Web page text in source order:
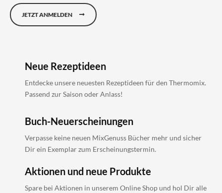
JETZT ANMELDEN
Neue Rezeptideen
Entdecke unsere neuesten Rezeptideen für den Thermomix.
Passend zur Saison oder Anlass!
Buch-Neuerscheinungen
Verpasse keine neuen MixGenuss Bücher mehr und sicher
Dir ein Exemplar zum Erscheinungstermin.
Aktionen und neue Produkte
Spare bei Aktionen in unserem Online Shop und hol Dir alle